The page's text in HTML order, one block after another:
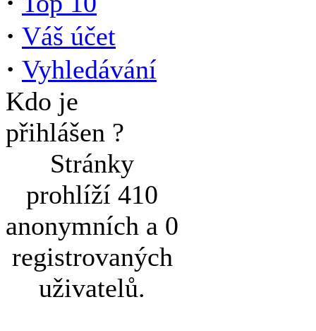
· Váš účet
· Vyhledávání
Kdo je
přihlášen ?
Stránky
prohlíží 410
anonymních a 0
registrovaných
uživatelů.